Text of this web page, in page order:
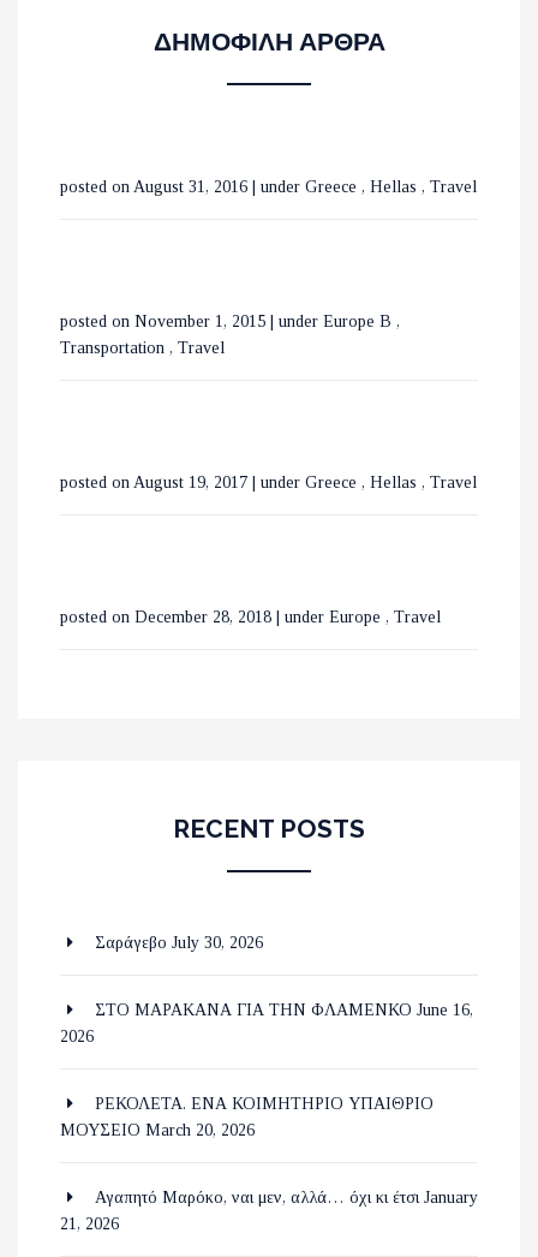
ΔΗΜΟΦΙΛΗ ΑΡΘΡΑ
posted on August 31, 2016 under Greece , Hellas , Travel
ΟΛΛΑΝΔΙΑ
posted on November 1, 2015 under Europe B ,
Transportation , Travel
posted on August 19, 2017 under Greece , Hellas , Travel
ΒΟΥΚΟΥΡΕΣΤΙ ΣΕ 3 ΗΜΕΡΕΣ
posted on December 28, 2018 under Europe , Travel
RECENT POSTS
Σαράγεβο July 30, 2026
ΣΤΟ ΜΑΡΑΚΑΝΑ ΓΙΑ ΤΗΝ ΦΛΑΜΕΝΚΟ June 16,
2026
ΡΕΚΟΛΕΤΑ. ΕΝΑ ΚΟΙΜΗΤΗΡΙΟ ΥΠΑΙΘΡΙΟ
ΜΟΥΣΕΙΟ March 20, 2026
Αγαπητό Μαρόκο, ναι μεν, αλλά… όχι κι έτσι January
21, 2026